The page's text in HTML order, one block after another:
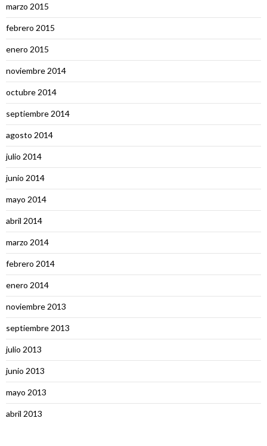
marzo 2015
febrero 2015
enero 2015
noviembre 2014
octubre 2014
septiembre 2014
agosto 2014
julio 2014
junio 2014
mayo 2014
abril 2014
marzo 2014
febrero 2014
enero 2014
noviembre 2013
septiembre 2013
julio 2013
junio 2013
mayo 2013
abril 2013